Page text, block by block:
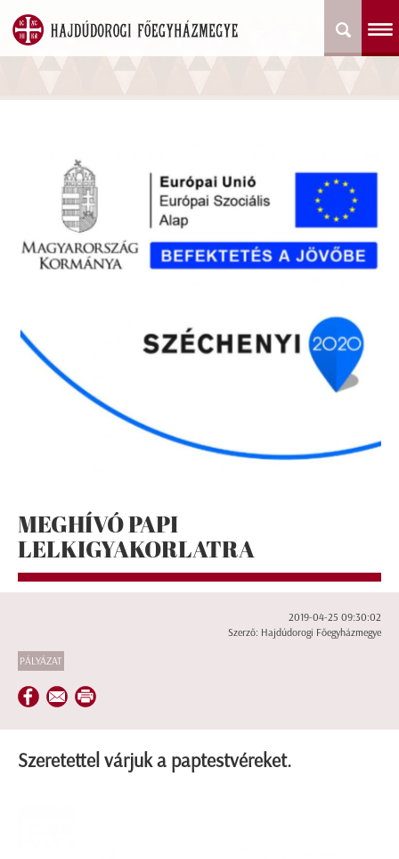
MEGHÍVÓ PAPI
LELKIGYAKORLATRA
2019-04-25 09:30:02
Szerző: Hajdúdorogi Főegyházmegye
PÁLYÁZAT
Szeretettel várjuk a paptestvéreket.